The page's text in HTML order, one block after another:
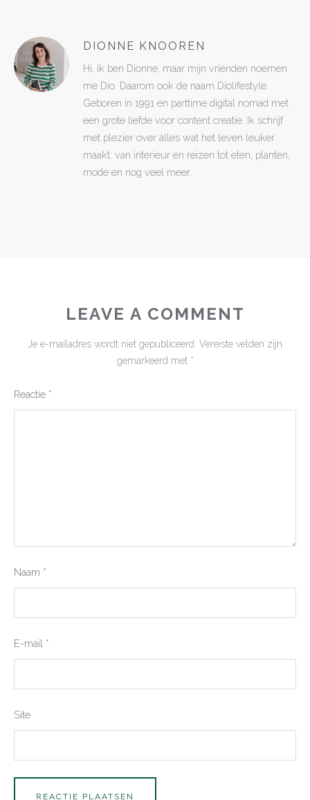
DIONNE KNOOREN
Hi, ik ben Dionne, maar mijn vrienden noemen
me Dio. Daarom ook de naam Diolifestyle.
Geboren in 1991 en parttime digital nomad met
een grote liefde voor content creatie. Ik schrijf
met plezier over alles wat het leven leuker
maakt: van interieur en reizen tot eten, planten,
mode en nog veel meer.
LEAVE A COMMENT
Je e-mailadres wordt niet gepubliceerd. Vereiste velden zijn
gemarkeerd met *
Reactie *
Naam *
E-mail *
Site